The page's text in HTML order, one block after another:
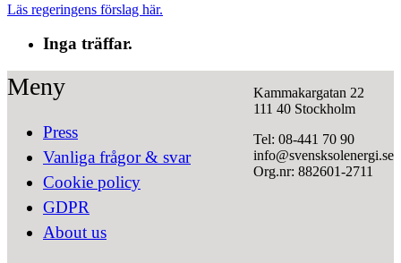
Läs regeringens förslag här.
Inga träffar.
Meny
Press
Vanliga frågor & svar
Cookie policy
GDPR
About us
Kammakargatan 22
111 40 Stockholm
Tel: 08-441 70 90
info@svensksolenergi.se
Org.nr: 882601-2711